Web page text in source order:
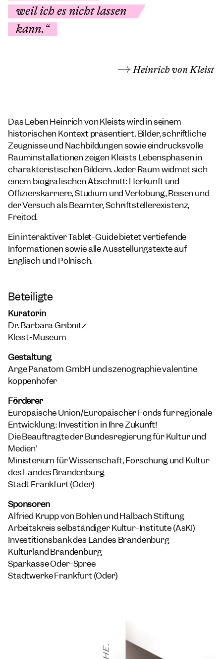
weil ich es nicht lassen
kann.“
Heinrich von Kleist
Das Leben Heinrich von Kleists wird in seinem
historischen Kontext präsentiert. Bilder, schriftliche
Zeugnisse und Nachbildungen sowie eindrucksvolle
Rauminstallationen zeigen Kleists Lebensphasen in
charakteristischen Bildern. Jeder Raum widmet sich
einem biografischen Abschnitt: Herkunft und
Offizierskarriere, Studium und Verlobung, Reisen und
der Versuch als Beamter, Schriftstellerexistenz,
Freitod.
Ein interaktiver Tablet-Guide bietet vertiefende
Informationen sowie alle Ausstellungstexte auf
Englisch und Polnisch.
Beteiligte
Kuratorin
Dr. Barbara Gribnitz
Kleist-Museum
Gestaltung
Arge Panatom GmbH und szenographie valentine
koppenhöfer
Förderer
Europäische Union/Europäischer Fonds für regionale
Entwicklung: Investition in Ihre Zukunft!
Die Beauftragte der Bundesregierung für Kultur und
Medien'
Ministerium für Wissenschaft, Forschung und Kultur
des Landes Brandenburg
Stadt Frankfurt (Oder)
Sponsoren
Alfried Krupp von Bohlen und Halbach Stiftung
Arbeitskreis selbständiger Kultur-Institute (AsKI)
Investitionsbank des Landes Brandenburg
Kulturland Brandenburg
Sparkasse Oder-Spree
Stadtwerke Frankfurt (Oder)